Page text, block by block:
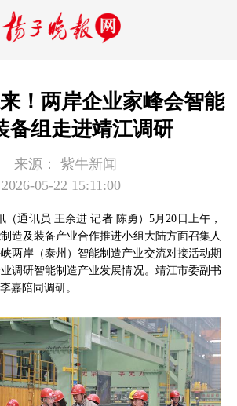
！两岸企业家峰会智能
备组走进靖江调研
来源：
紫牛新闻
2026-05-22 15:11:00
（通讯员 王余进 记者 陈勇）5月20日上午，
造及装备产业合作推进小组大陆方面召集人
两岸（泰州）智能制造产业交流对接活动期
调研智能制造产业发展情况。靖江市委副书
嘉陪同调研。